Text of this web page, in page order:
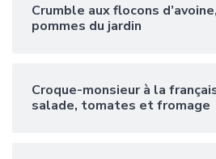
Crumble aux flocons
pommes du jardin
Croque-monsieur à la
salade, tomates et fromage